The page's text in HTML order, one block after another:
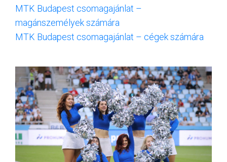
MTK Budapest csomagajánlat –
magánszemélyek számára
MTK Budapest csomagajánlat – cégek számára